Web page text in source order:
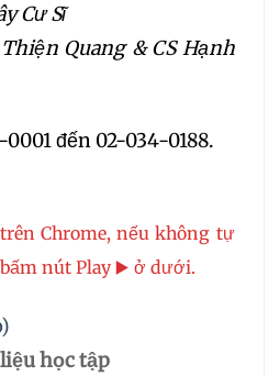
Cư Sĩ
Quang & CS Hạnh
đến 02-034-0188.
Chrome, nếu không tự
nút Play ▶️ ở dưới.
học tập